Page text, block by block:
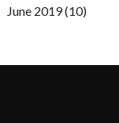
June 2019 (10)